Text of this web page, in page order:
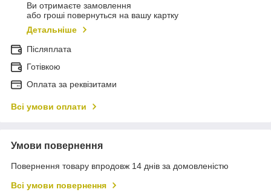
Ви отримаєте замовлення
або гроші повернуться на вашу картку
Детальніше
Післяплата
Готівкою
Оплата за реквізитами
Всі умови оплати
Умови повернення
Повернення товару впродовж 14 днів за домовленістю
Всі умови повернення